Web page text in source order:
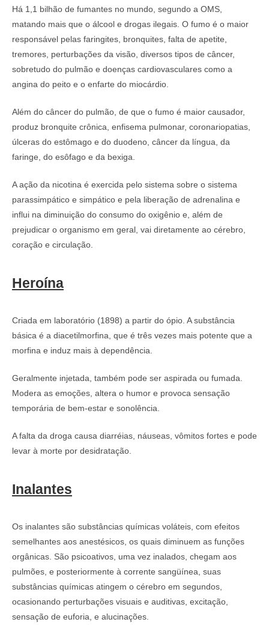
Há 1,1 bilhão de fumantes no mundo, segundo a OMS,
matando mais que o álcool e drogas ilegais. O fumo é o maior
responsável pelas faringites, bronquites, falta de apetite,
tremores, perturbações da visão, diversos tipos de câncer,
sobretudo do pulmão e doenças cardiovasculares como a
angina do peito e o enfarte do miocárdio.
Além do câncer do pulmão, de que o fumo é maior causador,
produz bronquite crônica, enfisema pulmonar, coronariopatias,
úlceras do estômago e do duodeno, câncer da língua, da
faringe, do esôfago e da bexiga.
A ação da nicotina é exercida pelo sistema sobre o sistema
parassimpático e simpático e pela liberação de adrenalina e
influi na diminuição do consumo do oxigênio e, além de
prejudicar o organismo em geral, vai diretamente ao cérebro,
coração e circulação.
Heroína
Criada em laboratório (1898) a partir do ópio. A substância
básica é a diacetilmorfina, que é três vezes mais potente que a
morfina e induz mais à dependência.
Geralmente injetada, também pode ser aspirada ou fumada.
Modera as emoções, altera o humor e provoca sensação
temporária de bem-estar e sonolência.
A falta da droga causa diarréias, náuseas, vômitos fortes e pode
levar à morte por desidratação.
Inalantes
Os inalantes são substâncias químicas voláteis, com efeitos
semelhantes aos anestésicos, os quais diminuem as funções
orgânicas. São psicoativos, uma vez inalados, chegam aos
pulmões, e posteriormente à corrente sangüínea, suas
substâncias químicas atingem o cérebro em segundos,
ocasionando perturbações visuais e auditivas, excitação,
sensação de euforia, e alucinações.